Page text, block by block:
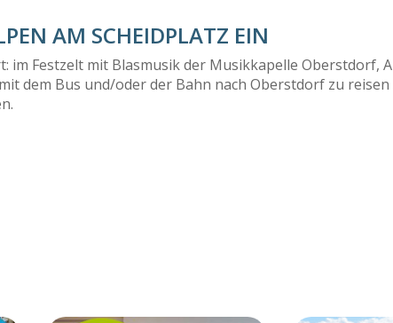
AM SCHEIDPLATZ EIN
im Festzelt mit Blasmusik der Musikkapelle Oberstdorf,
dem Bus und/oder der Bahn nach Oberstdorf zu reisen